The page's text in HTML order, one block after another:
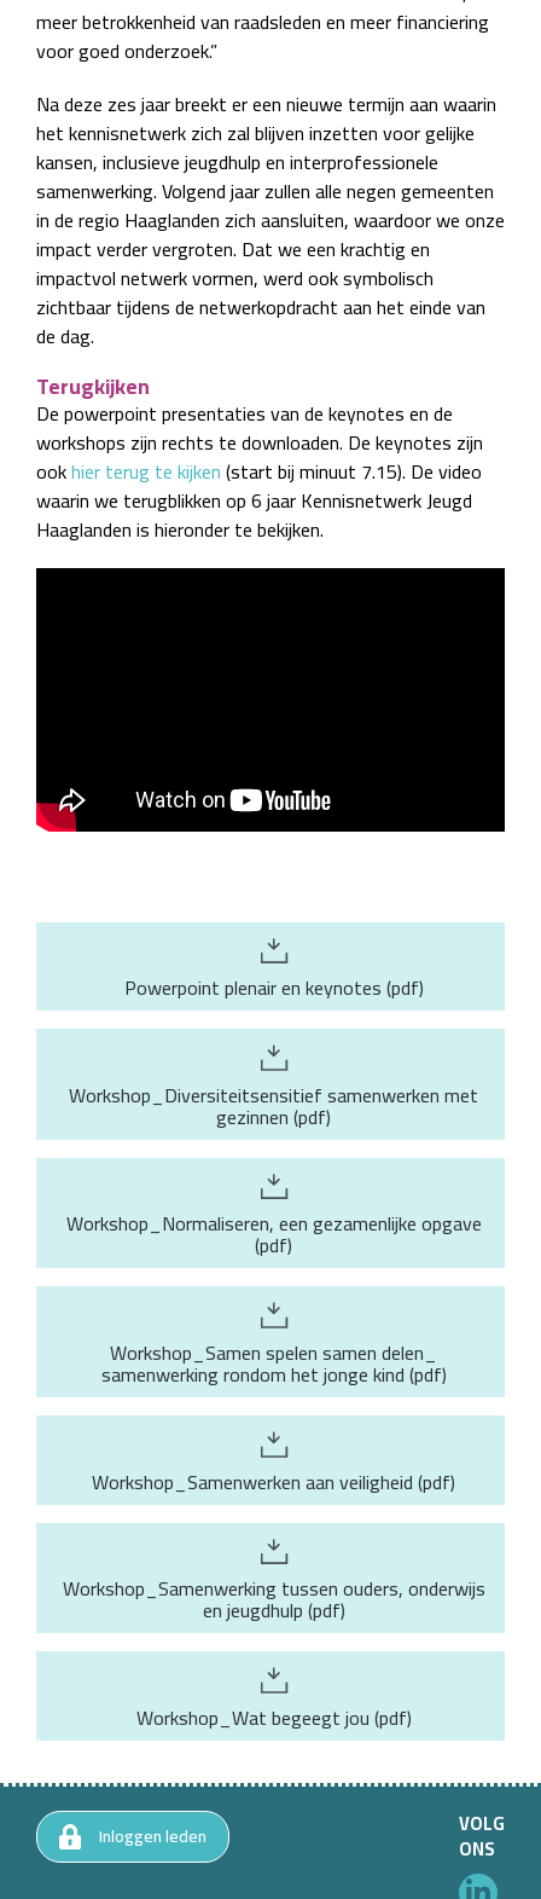
meer betrokkenheid van raadsleden en meer financiering
voor goed onderzoek.”
Na deze zes jaar breekt er een nieuwe termijn aan waarin
het kennisnetwerk zich zal blijven inzetten voor gelijke
kansen, inclusieve jeugdhulp en interprofessionele
samenwerking. Volgend jaar zullen alle negen gemeenten
in de regio Haaglanden zich aansluiten, waardoor we onze
impact verder vergroten. Dat we een krachtig en
impactvol netwerk vormen, werd ook symbolisch
zichtbaar tijdens de netwerkopdracht aan het einde van
de dag.
Terugkijken
De powerpoint presentaties van de keynotes en de
workshops zijn rechts te downloaden. De keynotes zijn
ookhier terug te kijken(start bij minuut 7.15). De video
waarin we terugblikken op 6 jaar Kennisnetwerk Jeugd
Haaglanden is hieronder te bekijken.
Powerpoint plenair en keynotes(pdf)
Workshop_Diversiteitsensitief samenwerken met
gezinnen(pdf)
Workshop_Normaliseren, een gezamenlijke opgave
(pdf)
Workshop_Samen spelen samen delen_
samenwerking rondom het jonge kind(pdf)
Workshop_Samenwerken aan veiligheid(pdf)
Workshop_Samenwerking tussen ouders, onderwijs
en jeugdhulp(pdf)
Workshop_Wat begeegt jou(pdf)
Inloggen leden VOLG
ONS